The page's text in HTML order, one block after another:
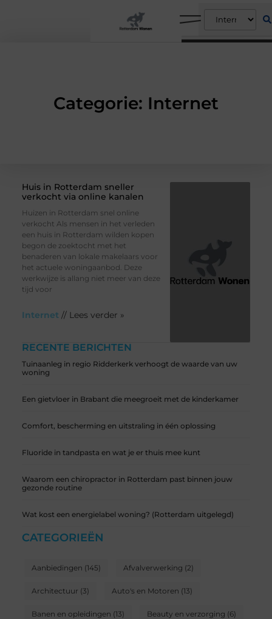
Categorie: Internet
RECENTE BERICHTEN
Tuinaanleg in regio Ridderkerk verhoogt de waarde van uw
woning
Een gietvloer in Brabant die meegroeit met de kinderkamer
Comfort, bescherming en uitstraling in één oplossing
Fluoride in tandpasta en wat je er thuis mee kunt
Waarom een chiropractor in Rotterdam past binnen jouw
gezonde routine
Wat kost een energielabel woning? (Rotterdam uitgelegd)
CATEGORIEËN
Aanbiedingen (145) Afvalverwerking (2)
Architectuur (3) Auto's en Motoren (13)
Banen en opleidingen (13) Beauty en verzorging (6)
Huis in Rotterdam sneller
verkocht via online kanalen
Huizen in Rotterdam snel online
verkocht Als mensen in het verleden
een huis in Rotterdam wilden kopen
begon de zoektocht met het
benaderen van lokale makelaars voor
het actuele woningaanbod. Deze
werkwijze is allang niet meer van deze
tijd voor
Internet // Lees verder »